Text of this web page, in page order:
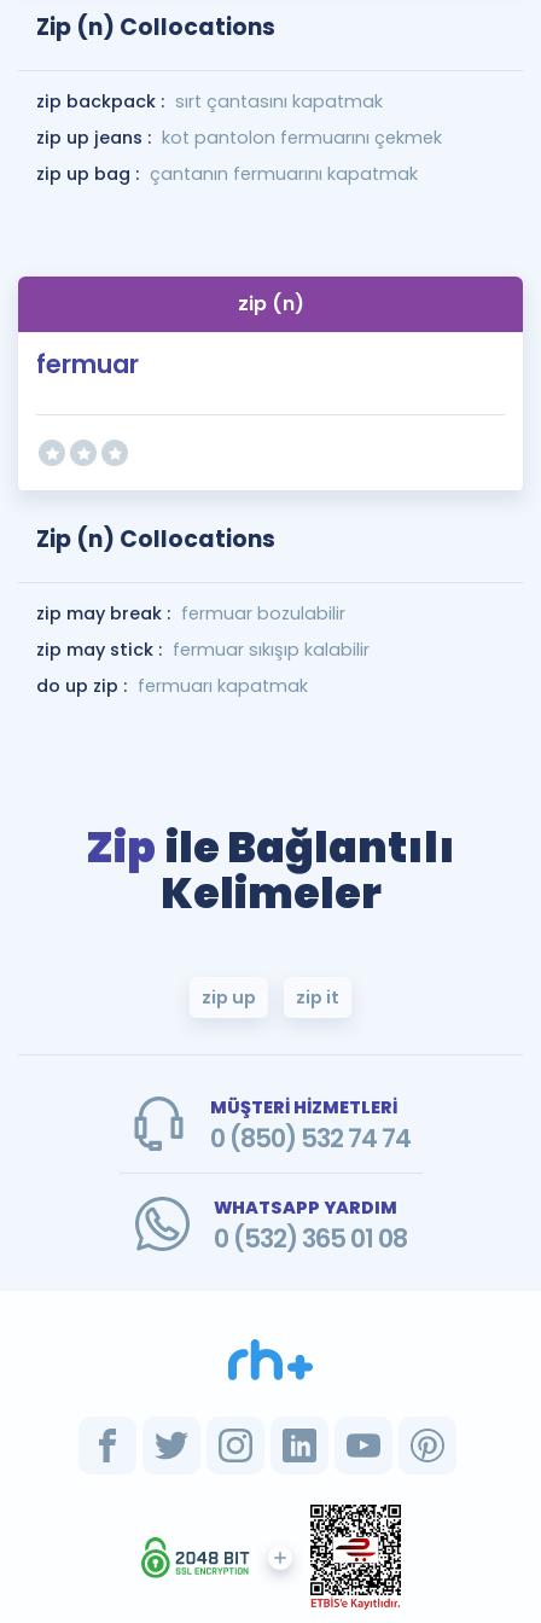
Zip (n) Collocations
zip backpack : sırt çantasını kapatmak
zip up jeans : kot pantolon fermuarını çekmek
zip up bag : çantanın fermuarını kapatmak
zip (n)
fermuar
Zip (n) Collocations
zip may break : fermuar bozulabilir
zip may stick : fermuar sıkışıp kalabilir
do up zip : fermuarı kapatmak
Zip ile Bağlantılı
Kelimeler
zip up zip it
MÜŞTERİ HİZMETLERİ
0 (850) 532 74 74
WHATSAPP YARDIM
0 (532) 365 01 08